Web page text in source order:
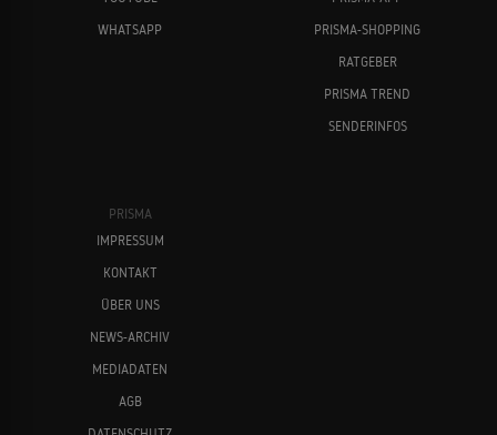
WHATSAPP
PRISMA-SHOPPING
RATGEBER
PRISMA TREND
SENDERINFOS
PRISMA
IMPRESSUM
KONTAKT
ÜBER UNS
NEWS-ARCHIV
MEDIADATEN
AGB